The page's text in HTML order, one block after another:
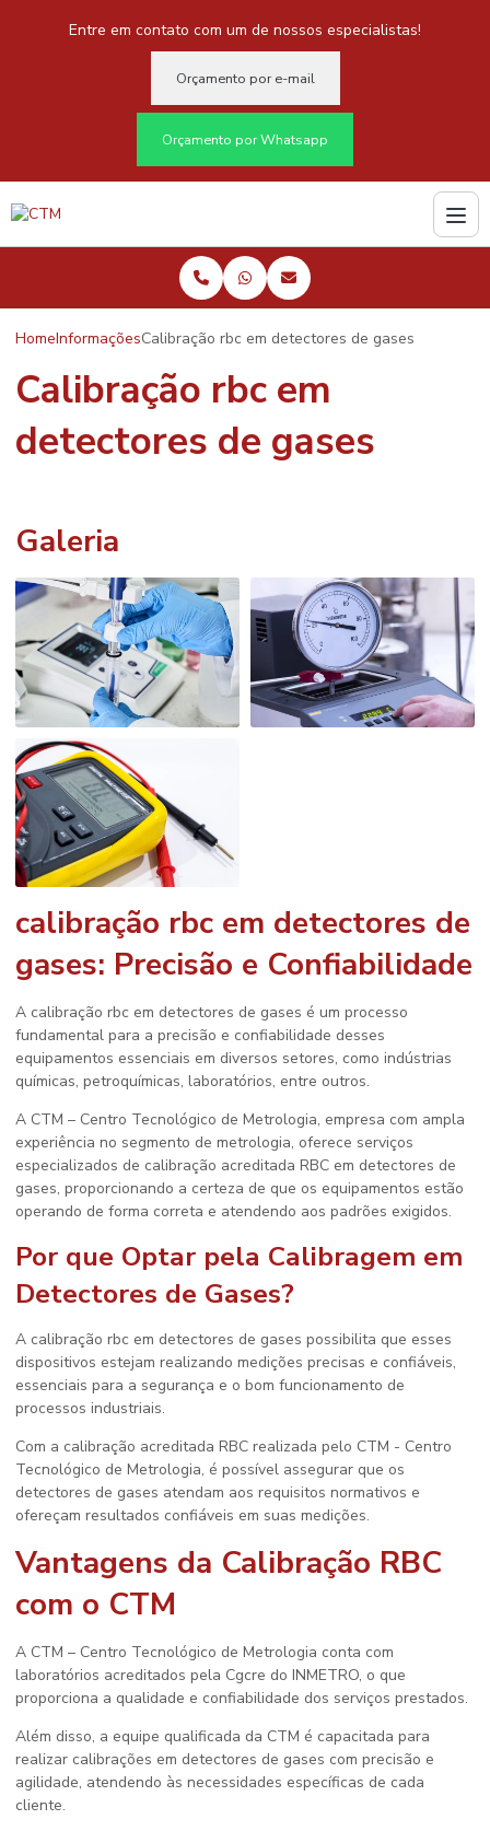
Entre em contato com um de nossos especialistas!
Orçamento por e-mail
Orçamento por Whatsapp
HomeInformaçõesCalibração rbc em detectores de gases
Calibração rbc em
detectores de gases
Galeria
calibração rbc em detectores de
gases: Precisão e Confiabilidade
A calibração rbc em detectores de gases é um processo
fundamental para a precisão e confiabilidade desses
equipamentos essenciais em diversos setores, como indústrias
químicas, petroquímicas, laboratórios, entre outros.
A CTM – Centro Tecnológico de Metrologia, empresa com ampla
experiência no segmento de metrologia, oferece serviços
especializados de calibração acreditada RBC em detectores de
gases, proporcionando a certeza de que os equipamentos estão
operando de forma correta e atendendo aos padrões exigidos.
Por que Optar pela Calibragem em
Detectores de Gases?
A calibração rbc em detectores de gases possibilita que esses
dispositivos estejam realizando medições precisas e confiáveis,
essenciais para a segurança e o bom funcionamento de
processos industriais.
Com a calibração acreditada RBC realizada pelo CTM - Centro
Tecnológico de Metrologia, é possível assegurar que os
detectores de gases atendam aos requisitos normativos e
ofereçam resultados confiáveis em suas medições.
Vantagens da Calibração RBC
com o CTM
A CTM – Centro Tecnológico de Metrologia conta com
laboratórios acreditados pela Cgcre do INMETRO, o que
proporciona a qualidade e confiabilidade dos serviços prestados.
Além disso, a equipe qualificada da CTM é capacitada para
realizar calibrações em detectores de gases com precisão e
agilidade, atendendo às necessidades específicas de cada
cliente.